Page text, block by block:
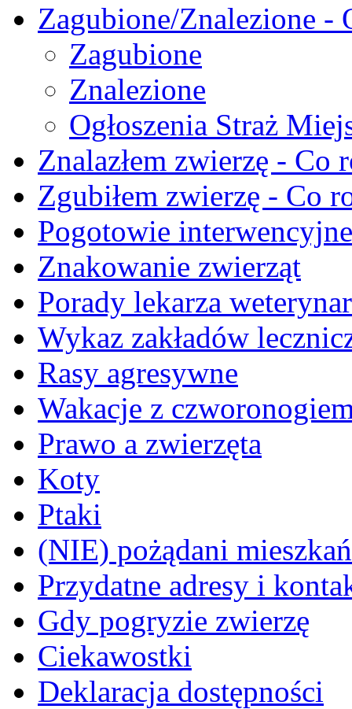
Zagubione/Znalezione -
Zagubione
Znalezione
Ogłoszenia Straż
Znalazłem zwierzę - Co
Zgubiłem zwierzę - Co
Pogotowie interwencyjne
Znakowanie zwierząt
Porady lekarza
Wykaz zakładów
Rasy agresywne
Wakacje z
Prawo a zwierzęta
Koty
Ptaki
(NIE) pożądani
Przydatne adresy i
Gdy pogryzie zwierzę
Ciekawostki
Deklaracja dostępności